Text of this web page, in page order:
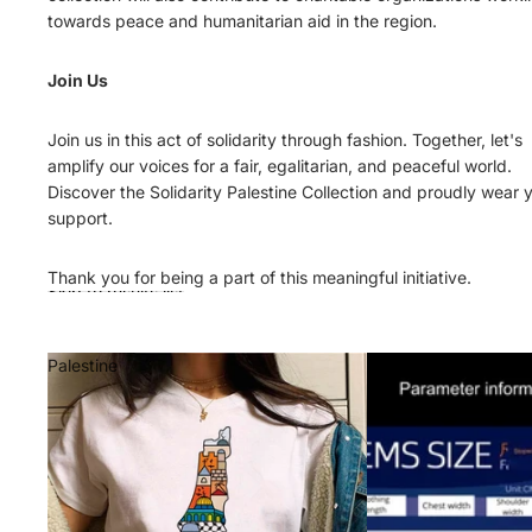
towards peace and humanitarian aid in the region.
Join Us
Join us in this act of solidarity through fashion. Together, let's
amplify our voices for a fair, egalitarian, and peaceful world.
Discover the Solidarity Palestine Collection and proudly wear
support.
Thank you for being a part of this meaningful initiative.
Skip to results list
Palestine